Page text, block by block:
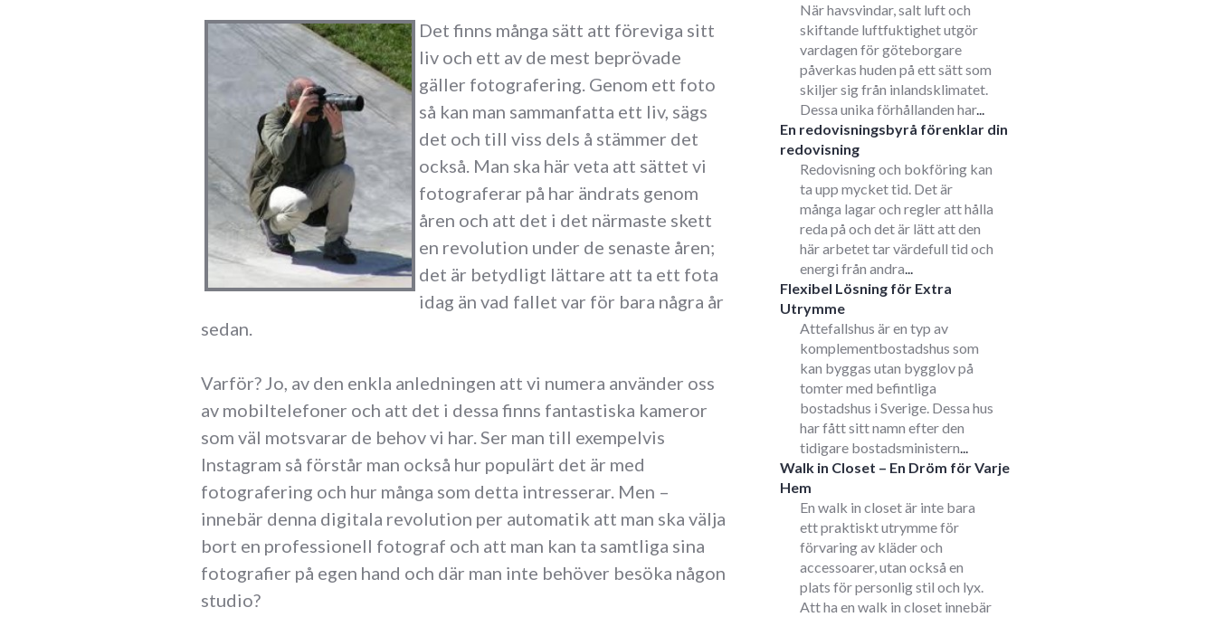
Det finns många sätt att föreviga sitt
liv och ett av de mest beprövade
gäller fotografering. Genom ett foto
så kan man sammanfatta ett liv, sägs
det och till viss dels å stämmer det
också. Man ska här veta att sättet vi
fotograferar på har ändrats genom
åren och att det i det närmaste skett
en revolution under de senaste åren;
det är betydligt lättare att ta ett fota
idag än vad fallet var för bara några år
sedan.
Varför? Jo, av den enkla anledningen att vi numera använder oss
av mobiltelefoner och att det i dessa finns fantastiska kameror
som väl motsvarar de behov vi har. Ser man till exempelvis
Instagram så förstår man också hur populärt det är med
fotografering och hur många som detta intresserar. Men –
innebär denna digitala revolution per automatik att man ska välja
bort en professionell fotograf och att man kan ta samtliga sina
fotografier på egen hand och där man inte behöver besöka någon
studio?
När havsvindar, salt luft och
skiftande luftfuktighet utgör
vardagen för göteborgare
påverkas huden på ett sätt som
skiljer sig från inlandsklimatet.
Dessa unika förhållanden har...
En redovisningsbyrå förenklar din
redovisning
Redovisning och bokföring kan
ta upp mycket tid. Det är
många lagar och regler att hålla
reda på och det är lätt att den
här arbetet tar värdefull tid och
energi från andra...
Flexibel Lösning för Extra
Utrymme
Attefallshus är en typ av
komplementbostadshus som
kan byggas utan bygglov på
tomter med befintliga
bostadshus i Sverige. Dessa hus
har fått sitt namn efter den
tidigare bostadsministern...
Walk in Closet – En Dröm för Varje
Hem
En walk in closet är inte bara
ett praktiskt utrymme för
förvaring av kläder och
accessoarer, utan också en
plats för personlig stil och lyx.
Att ha en walk in closet innebär